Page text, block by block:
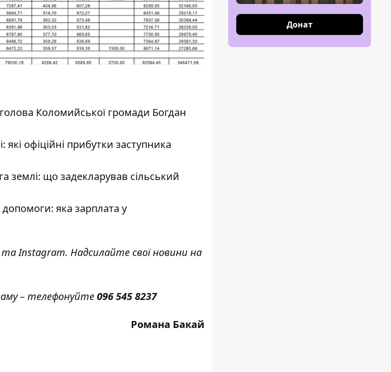
Коломийської громади Богдан
офіційні прибутки заступника
землі: що задекларував сільський
яка зарплата у
таInstagram. Надсилайте свої новини на
– телефонуйте096 545 8237
Романа Бакай
Донат